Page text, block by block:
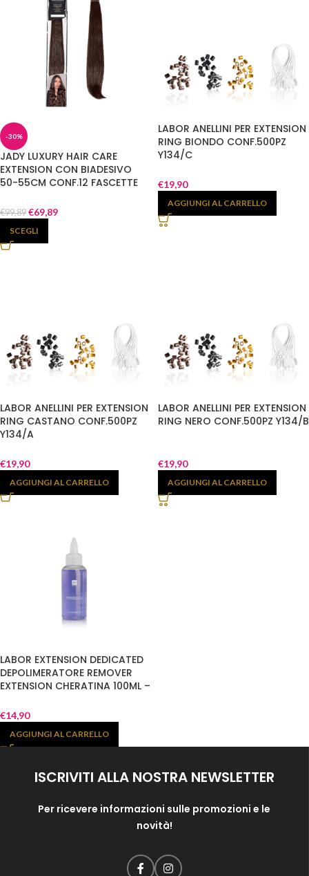
-30%
JADY LUXURY HAIR CARE
EXTENSION CON BIADESIVO
50-55CM CONF.12 FASCETTE
€99,89 €69,89
SCEGLI
LABOR ANELLINI PER EXTENSION
RING BIONDO CONF.500PZ
Y134/C
€19,90
AGGIUNGI AL CARRELLO
LABOR ANELLINI PER EXTENSION
RING CASTANO CONF.500PZ
Y134/A
€19,90
AGGIUNGI AL CARRELLO
LABOR ANELLINI PER EXTENSION
RING NERO CONF.500PZ Y134/B
€19,90
AGGIUNGI AL CARRELLO
LABOR EXTENSION DEDICATED
DEPOLIMERATORE REMOVER
EXTENSION CHERATINA 100ML –
€14,90
AGGIUNGI AL CARRELLO
ISCRIVITI ALLA NOSTRA NEWSLETTER
Per ricevere informazioni sulle promozioni e le
novità!